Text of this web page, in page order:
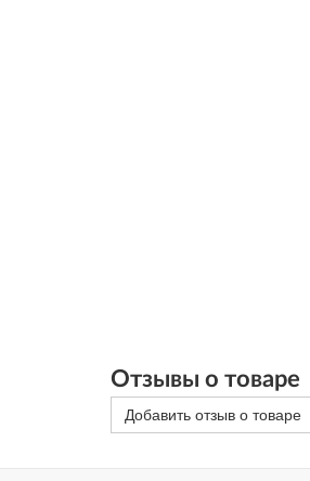
Отзывы о товаре
Добавить отзыв о товаре